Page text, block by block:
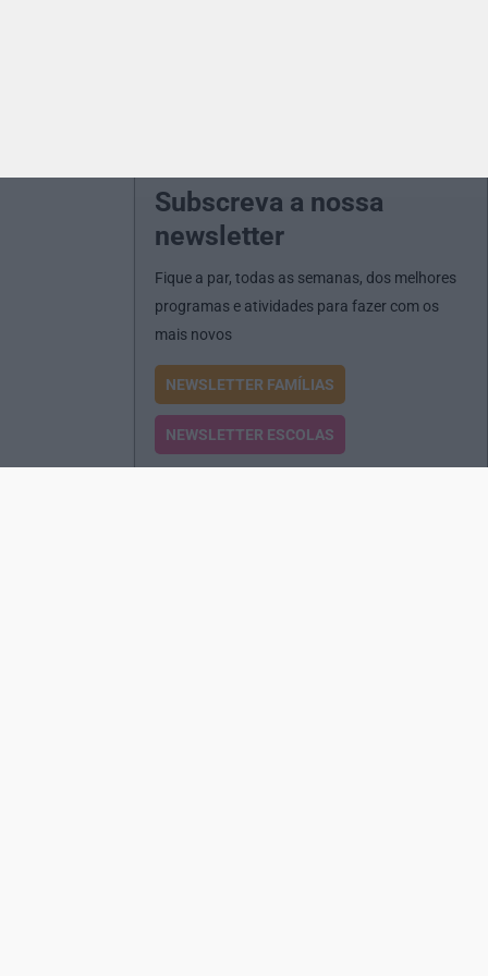
Subscreva a nossa
newsletter
Fique a par, todas as semanas, dos melhores
programas e atividades para fazer com os
mais novos
NEWSLETTER FAMÍLIAS
NEWSLETTER ESCOLAS